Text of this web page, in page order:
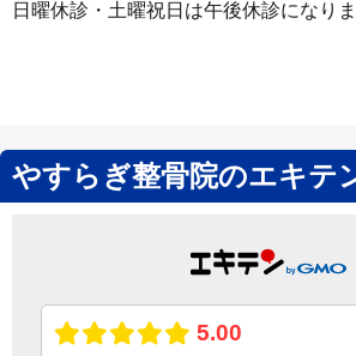
日曜休診・土曜祝日は午後休診になりま
やすらぎ整骨院のエキテ